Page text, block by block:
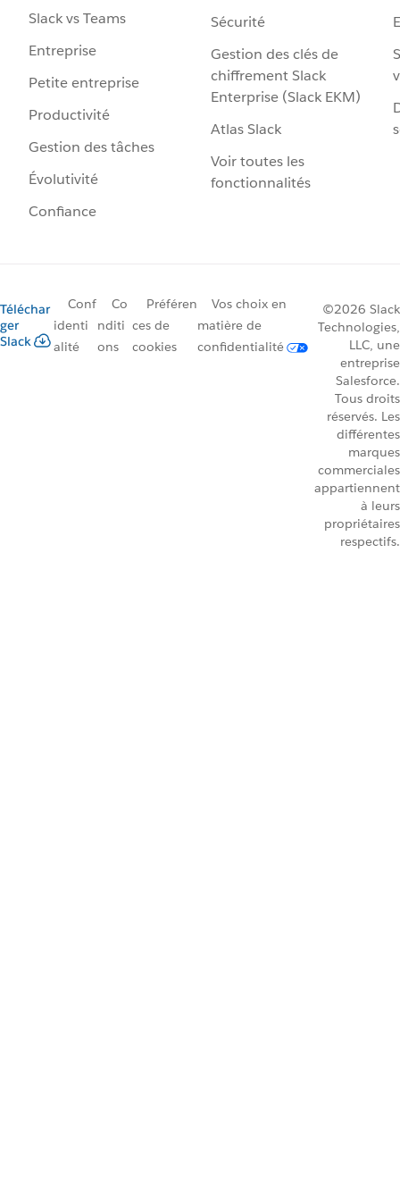
Slack vs Teams
Entreprise
Petite entreprise
Productivité
Gestion des tâches
Évolutivité
Confiance
Sécurité
Gestion des clés de
chiffrement Slack
Enterprise (Slack EKM)
Atlas Slack
Voir toutes les
fonctionnalités
Téléchar
ger
Slack
Conf
identi
alité
Co
nditi
ons
Préféren
ces de
cookies
Vos choix en
matière de
confidentialité
©2026 Slack
Technologies,
LLC, une
entreprise
Salesforce.
Tous droits
réservés. Les
différentes
marques
commerciales
appartiennent
à leurs
propriétaires
respectifs.